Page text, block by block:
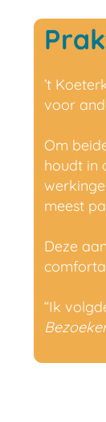
’t
voor
Om
houdt in
meest
Deze
“Ik